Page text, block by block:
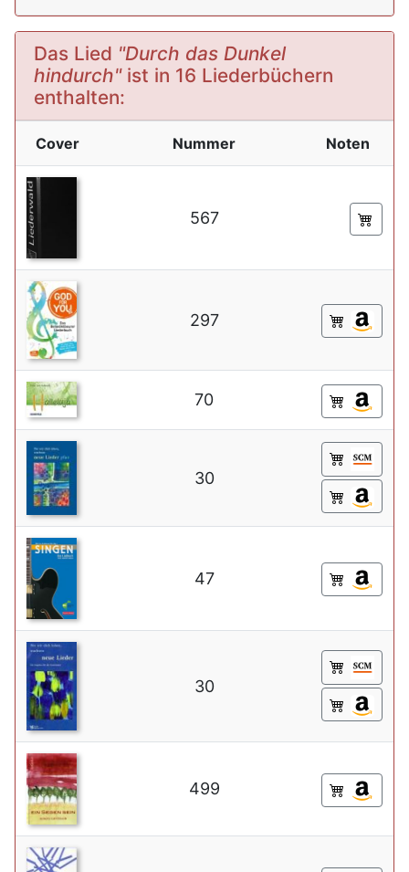
Das Lied "Durch das Dunkel
hindurch"ist in 16 Liederbüchern
enthalten:
Cover Nummer Noten
567
297
70
30
47
30
499